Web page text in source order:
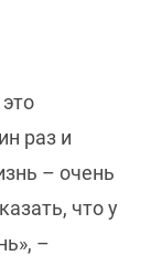
раз и
– очень
что у
–